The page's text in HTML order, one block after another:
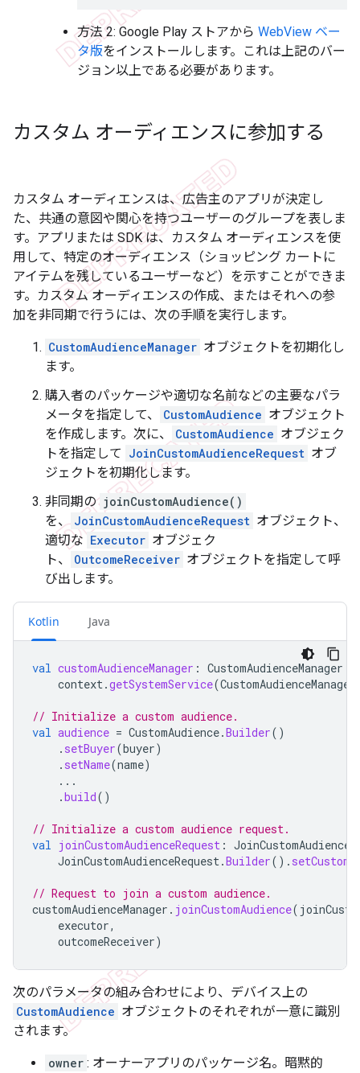
方法 2: Google Play ストアから WebView ベー
タ版をインストールします。これは上記のバー
ジョン以上である必要があります。
カスタム オーディエンスに参加する
カスタム オーディエンスは、広告主のアプリが決定し
た、共通の意図や関心を持つユーザーのグループを表しま
す。アプリまたは SDK は、カスタム オーディエンスを使
用して、特定のオーディエンス（ショッピング カートに
アイテムを残しているユーザーなど）を示すことができま
す。カスタム オーディエンスの作成、またはそれへの参
加を非同期で行うには、次の手順を実行します。
CustomAudienceManager オブジェクトを初期化し
ます。
購入者のパッケージや適切な名前などの主要なパラ
メータを指定して、
CustomAudience オブジェクト
を作成します。次に、
CustomAudience オブジェク
トを指定して JoinCustomAudienceRequest オブ
ジェクトを初期化します。
非同期の joinCustomAudience()
を、 JoinCustomAudienceRequest オブジェクト、
適切な Executor オブジェク
ト、
OutcomeReceiver オブジェクトを指定して呼
び出します。
Kotlin Java
val customAudienceManager : CustomAudienceManager
context .getSystemService(CustomAudienceManager
// Initialize a custom audience.
val audience = CustomAudience.Builder()
. setBuyer(buyer)
. setName(name)
...
.build()
// Initialize a custom audience request.
val
joinCustomAudienceRequest :
JoinCustomAudienceRequest .Builder().
// Request to join a custom audience.
customAudienceManager . joinCustomAudience(
executor,
outcomeReceiver)
次のパラメータの組み合わせにより、デバイス上の
CustomAudience オブジェクトのそれぞれが一意に識別
されます。
owner : オーナーアプリのパッケージ名。暗黙的